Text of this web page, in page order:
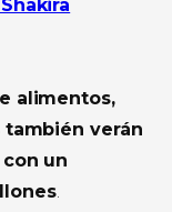
alimentos,
también verán
un
.